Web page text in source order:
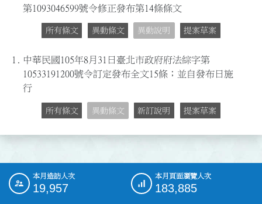
第1093046599號令修正發布第14條條文
所有條文 異動條文 異動說明 提案草案
1. 中華民國105年8月31日臺北市政府府法綜字第
10533191200號令訂定發布全文15條；並自發布日施
行
所有條文 異動條文 新訂說明 提案草案
::: 本月造訪人次
19,957
本月頁面瀏覽人次
183,885